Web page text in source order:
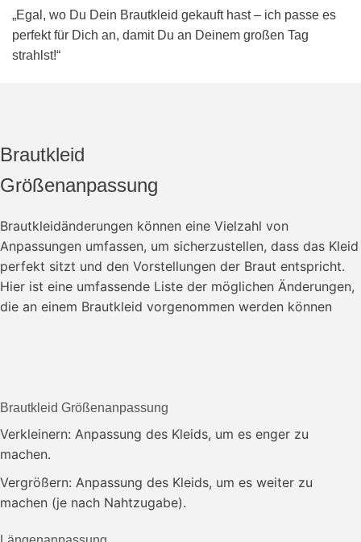
„Egal, wo Du Dein Brautkleid gekauft hast – ich passe es
perfekt für Dich an, damit Du an Deinem großen Tag
strahlst!“
Brautkleid
Größenanpassung
Brautkleidänderungen können eine Vielzahl von
Anpassungen umfassen, um sicherzustellen, dass das Kleid
perfekt sitzt und den Vorstellungen der Braut entspricht.
Hier ist eine umfassende Liste der möglichen Änderungen,
die an einem Brautkleid vorgenommen werden können
Brautkleid Größenanpassung
Verkleinern: Anpassung des Kleids, um es enger zu
machen.
Vergrößern: Anpassung des Kleids, um es weiter zu
machen (je nach Nahtzugabe).